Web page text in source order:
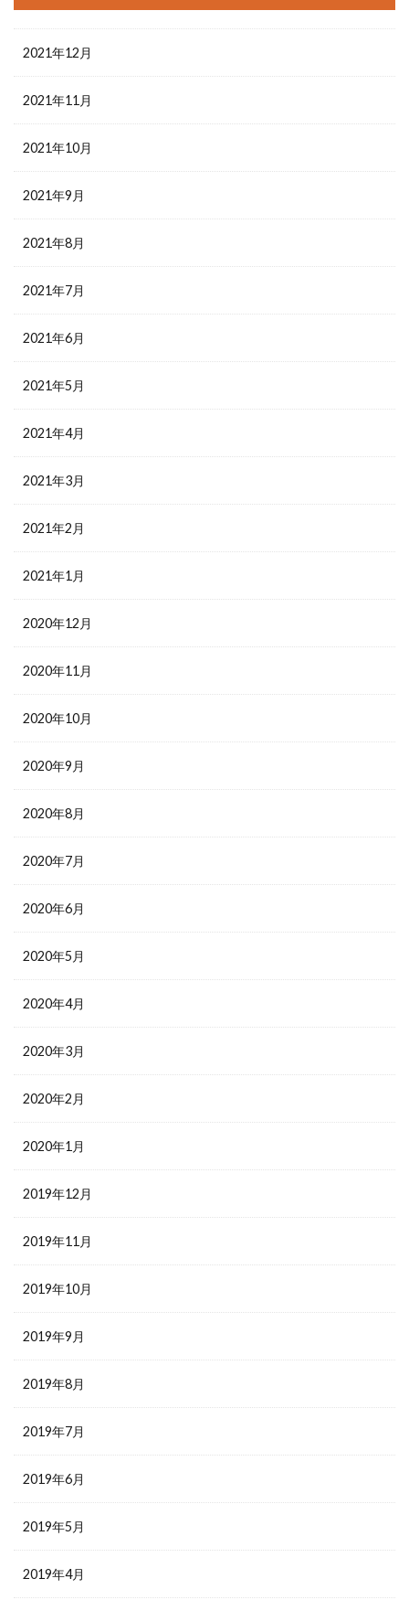
2021年12月
2021年11月
2021年10月
2021年9月
2021年8月
2021年7月
2021年6月
2021年5月
2021年4月
2021年3月
2021年2月
2021年1月
2020年12月
2020年11月
2020年10月
2020年9月
2020年8月
2020年7月
2020年6月
2020年5月
2020年4月
2020年3月
2020年2月
2020年1月
2019年12月
2019年11月
2019年10月
2019年9月
2019年8月
2019年7月
2019年6月
2019年5月
2019年4月